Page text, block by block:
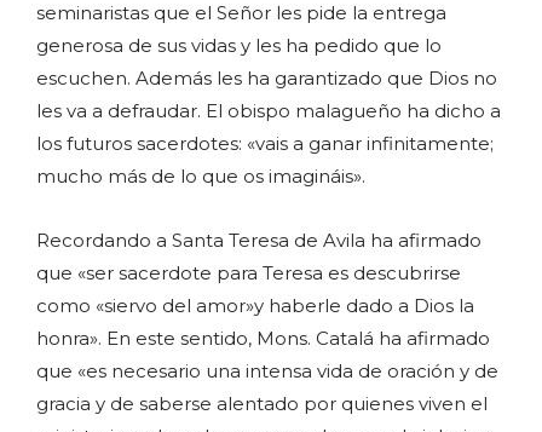
seminaristas que el Señor les pide la entrega
generosa de sus vidas y les ha pedido que lo
escuchen. Además les ha garantizado que Dios no
les va a defraudar. El obispo malagueño ha dicho a
los futuros sacerdotes: «vais a ganar infinitamente;
mucho más de lo que os imagináis».
Recordando a Santa Teresa de Avila ha afirmado
que «ser sacerdote para Teresa es descubrirse
como «siervo del amor»y haberle dado a Dios la
honra». En este sentido, Mons. Catalá ha afirmado
que «es necesario una intensa vida de oración y de
gracia y de saberse alentado por quienes viven el